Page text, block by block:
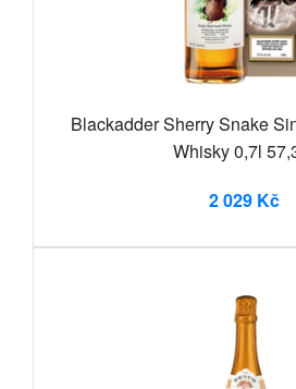
Blackadder Sherry Snake
Whisky 0,7l
2 029 Kč